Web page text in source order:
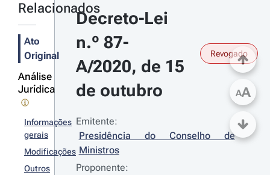
Relacionados
Ato
Original
Análise
Jurídica
Informações
gerais
Modificações
Outros
Decreto-Lei
n.º 87-
A/2020, de 15
de outubro
Revogado
Emitente:
Presidência do Conselho de
Ministros
Proponente:
AA